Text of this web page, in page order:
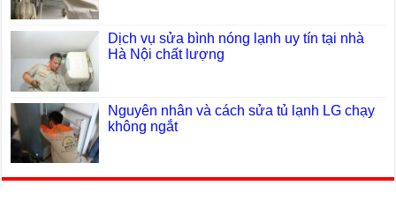
Dịch vụ sửa bình nóng lạnh uy tín tại nhà
Hà Nội chất lượng
Nguyên nhân và cách sửa tủ lạnh LG chạy
không ngắt